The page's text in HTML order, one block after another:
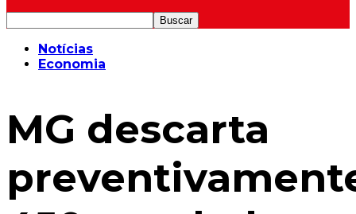
Notícias
Economia
MG descarta